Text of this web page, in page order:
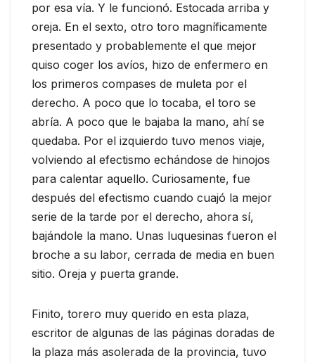
por esa vía. Y le funcionó. Estocada arriba y
oreja. En el sexto, otro toro magníficamente
presentado y probablemente el que mejor
quiso coger los avíos, hizo de enfermero en
los primeros compases de muleta por el
derecho. A poco que lo tocaba, el toro se
abría. A poco que le bajaba la mano, ahí se
quedaba. Por el izquierdo tuvo menos viaje,
volviendo al efectismo echándose de hinojos
para calentar aquello. Curiosamente, fue
después del efectismo cuando cuajó la mejor
serie de la tarde por el derecho, ahora sí,
bajándole la mano. Unas luquesinas fueron el
broche a su labor, cerrada de media en buen
sitio. Oreja y puerta grande.
Finito, torero muy querido en esta plaza,
escritor de algunas de las páginas doradas de
la plaza más asolerada de la provincia, tuvo